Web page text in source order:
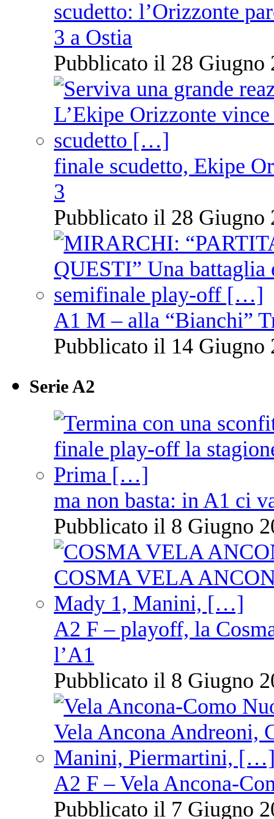
scudetto: l’Orizzonte
3 a Ostia
Pubblicato il 28 Giugno
finale scudetto, Ekipe
3
Pubblicato il 28 Giugno
A1 M – alla “Bianchi”
Pubblicato il 14 Giugno
Serie A2
ma non basta: in A1 ci
Pubblicato il 8 Giugno
A2 F – playoff, la
l’A1
Pubblicato il 8 Giugno
A2 F – Vela Ancona-
Pubblicato il 7 Giugno